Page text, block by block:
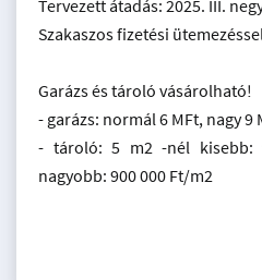
Tervezett átadás: 2025. III.
Szakaszos fizetési
Garázs és tároló vásárolható!
- garázs: normál 6 MFt, nagy 9
- tároló: 5 m2 -nél kisebb:
nagyobb: 900 000 Ft/m2